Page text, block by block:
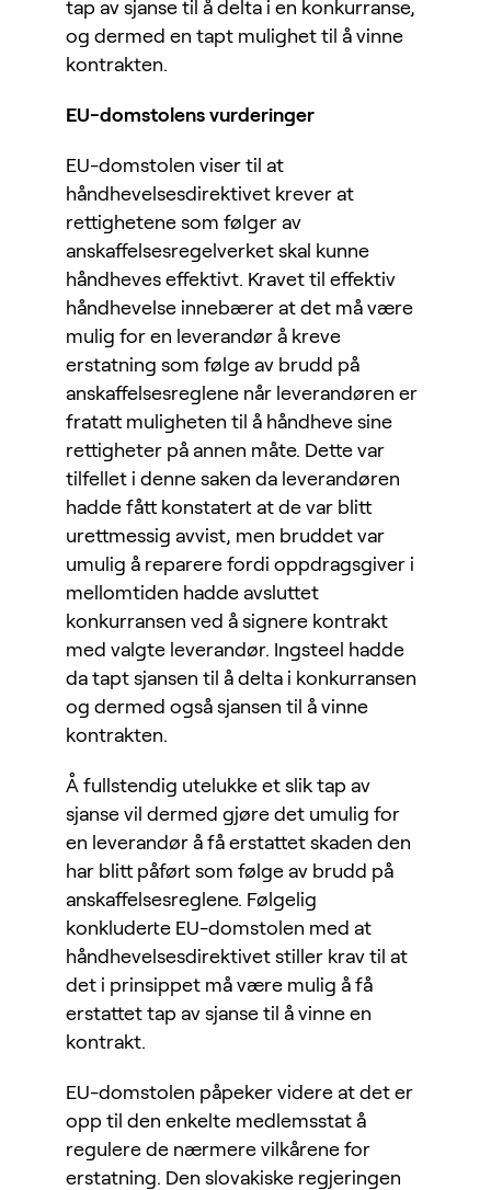
tap av sjanse til å delta i en konkurranse,
og dermed en tapt mulighet til å vinne
kontrakten.
EU-domstolens vurderinger
EU-domstolen viser til at
håndhevelsesdirektivet krever at
rettighetene som følger av
anskaffelsesregelverket skal kunne
håndheves effektivt. Kravet til effektiv
håndhevelse innebærer at det må være
mulig for en leverandør å kreve
erstatning som følge av brudd på
anskaffelsesreglene når leverandøren er
fratatt muligheten til å håndheve sine
rettigheter på annen måte. Dette var
tilfellet i denne saken da leverandøren
hadde fått konstatert at de var blitt
urettmessig avvist, men bruddet var
umulig å reparere fordi oppdragsgiver i
mellomtiden hadde avsluttet
konkurransen ved å signere kontrakt
med valgte leverandør. Ingsteel hadde
da tapt sjansen til å delta i konkurransen
og dermed også sjansen til å vinne
kontrakten.
Å fullstendig utelukke et slik tap av
sjanse vil dermed gjøre det umulig for
en leverandør å få erstattet skaden den
har blitt påført som følge av brudd på
anskaffelsesreglene. Følgelig
konkluderte EU-domstolen med at
håndhevelsesdirektivet stiller krav til at
det i prinsippet må være mulig å få
erstattet tap av sjanse til å vinne en
kontrakt.
EU-domstolen påpeker videre at det er
opp til den enkelte medlemsstat å
regulere de nærmere vilkårene for
erstatning. Den slovakiske regjeringen